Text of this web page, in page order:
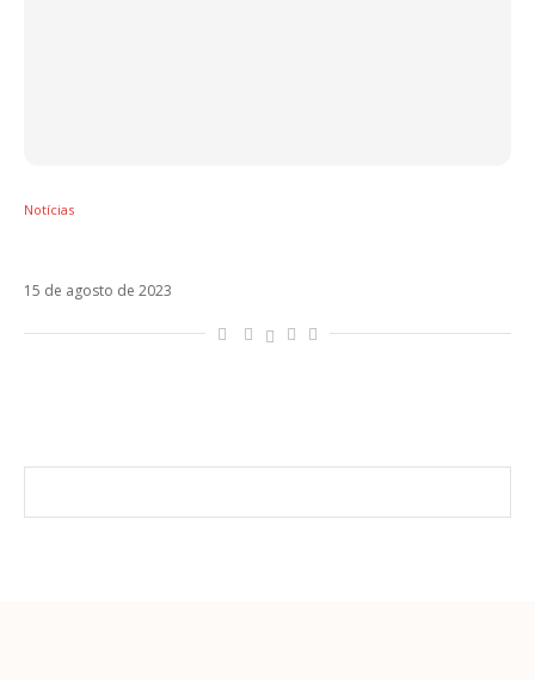
Notícias
15 de agosto de 2023